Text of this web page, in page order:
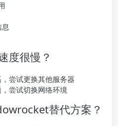
度很慢？
尝试更换其他服务器
尝试切换网络环境
替代方案？